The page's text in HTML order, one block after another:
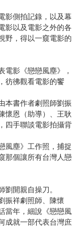
影側拍記錄，以及幕
影以及電影之外的各
野，得以一窺電影的
電影《戀戀風塵》，
彷彿觀看電影的饗
本書作者劇照師劉振
懷恩（助導）、王耿
四手聯談電影拍攝背
風塵》工作照，捕捉
那個讓所有台灣人戀
開親自操刀。
振祥劇照師、陳懷
當年，細說《戀戀風
成就一部代表台灣庶